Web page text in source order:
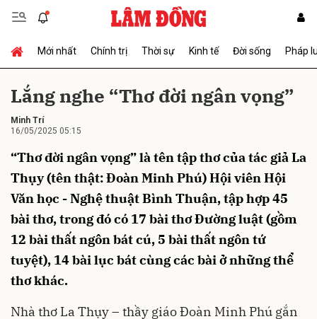
Mới nhất Chính trị Thời sự Kinh tế Đời sống Pháp
Lắng nghe “Thơ đời ngân vọng”
Minh Trí
16/05/2025 05:15
“Thơ đời ngân vọng” là tên tập thơ của tác giả La
Thụy (tên thật: Đoàn Minh Phú) Hội viên Hội
Văn học - Nghệ thuật Bình Thuận, tập hợp 45
bài thơ, trong đó có 17 bài thơ Đường luật (gồm
12 bài thất ngôn bát cú, 5 bài thất ngôn tứ
tuyệt), 14 bài lục bát cùng các bài ở những thể
thơ khác.
Nhà thơ La Thụy – thầy giáo Đoàn Minh Phú gắn
Gửi bình luận
Hủy Gửi